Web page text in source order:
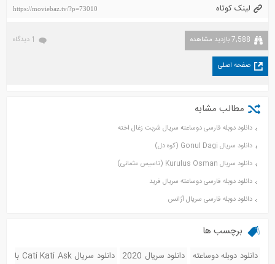
لینک کوتاه https://moviebaz.tv/?p=73010
7,588 بازدید مشاهده 1 دیدگاه
صفحه اصلی
مطالب مشابه
دانلود دوبله فارسی دوساعته سریال شربت زغال اخته
دانلود سریال Gonul Dagi (کوه دل)
دانلود سریال Kurulus Osman (تاسیس عثمانی)
دانلود دوبله فارسی دوساعته سریال فرید
دانلود دوبله فارسی سریال آژانس
برچسب ها
دانلود دوبله دوساعته دانلود سریال 2020 دانلود سریال Cati Kati Ask با